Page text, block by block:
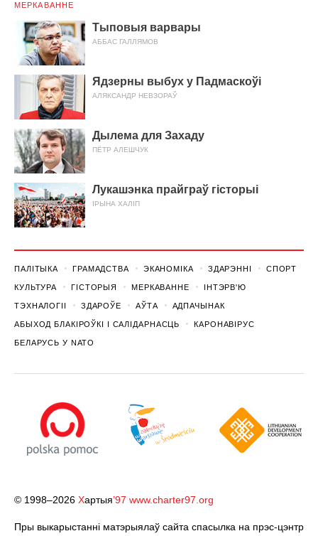
МЕРКАВАННЕ
Тыповыя варвары
АББАС ГАЛЛЯМОВ
Ядзерны выбух у Падмаскоўі
АЛЯКСАНДР НЕВЗОРАЎ
Дылема для Захаду
ПЁТР АЛЕШЧУК
Лукашэнка прайграў гісторыі
ІРЫНА ХАЛІП
ПАЛІТЫКА ГРАМАДСТВА ЭКАНОМІКА ЗДАРЭННI СПОРТ
КУЛЬТУРА ГІСТОРЫЯ МЕРКАВАННЕ ІНТЭРВ'Ю
ТЭХНАЛОГІІ ЗДАРОЎЕ АЎТА АДПАЧЫНАК
АБЫХОД БЛАКІРОЎКІ І САЛІДАРНАСЦЬ КАРОНАВІРУС
БЕЛАРУСЬ У NATO
© 1998–2026 Хартыя’97 www.charter97.org
Пры выкарыстанні матэрыялаў сайта спасылка на прэс-цэнтр